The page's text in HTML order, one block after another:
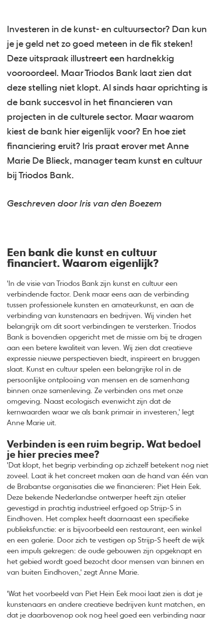
Investeren in de kunst- en cultuursector? Dan kun
je je geld net zo goed meteen in de fik steken!
Deze uitspraak illustreert een hardnekkig
vooroordeel. Maar Triodos Bank laat zien dat
deze stelling niet klopt. Al sinds haar oprichting is
de bank succesvol in het financieren van
projecten in de culturele sector. Maar waarom
kiest de bank hier eigenlijk voor? En hoe ziet
financiering eruit? Iris praat erover met Anne
Marie De Blieck, manager team kunst en cultuur
bij Triodos Bank.
Geschreven door Iris van den Boezem
Een bank die kunst en cultuur
financiert. Waarom eigenlijk?
'In de visie van Triodos Bank zijn kunst en cultuur een
verbindende factor. Denk maar eens aan de verbinding
tussen professionele kunsten en amateurkunst, en aan de
verbinding van kunstenaars en bedrijven. Wij vinden het
belangrijk om dit soort verbindingen te versterken. Triodos
Bank is bovendien opgericht met de missie om bij te dragen
aan een betere kwaliteit van leven. Wij zien dat creatieve
expressie nieuwe perspectieven biedt, inspireert en bruggen
slaat. Kunst en cultuur spelen een belangrijke rol in de
persoonlijke ontplooiing van mensen en de samenhang
binnen onze samenleving. Ze verbinden ons met onze
omgeving. Naast ecologisch evenwicht zijn dat de
kernwaarden waar we als bank primair in investeren,' legt
Anne Marie uit.
Verbinden is een ruim begrip. Wat bedoel
je hier precies mee?
'Dat klopt, het begrip verbinding op zichzelf betekent nog niet
zoveel. Laat ik het concreet maken aan de hand van één van
de Brabantse organisaties die we financieren: Piet Hein Eek.
Deze bekende Nederlandse ontwerper heeft zijn atelier
gevestigd in prachtig industrieel erfgoed op Strijp-S in
Eindhoven. Het complex heeft daarnaast een specifieke
publieksfunctie: er is bijvoorbeeld een restaurant, een winkel
en een galerie. Door zich te vestigen op Strijp-S heeft de wijk
een impuls gekregen: de oude gebouwen zijn opgeknapt en
het gebied wordt goed bezocht door mensen van binnen en
van buiten Eindhoven,' zegt Anne Marie.
'Wat het voorbeeld van Piet Hein Eek mooi laat zien is dat je
kunstenaars en andere creatieve bedrijven kunt matchen, en
dat je daarbovenop ook nog heel goed een verbinding naar